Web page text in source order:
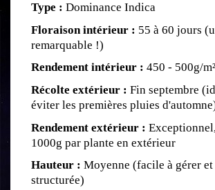
Type : Dominance Indica
Floraison intérieur : 55 à 60 jours
remarquable !)
Rendement intérieur : 450 - 500g/m²
Récolte extérieur : Fin septembre
éviter les premières pluies
Rendement extérieur :
1000g par plante en extérieur
Hauteur : Moyenne (facile à gérer et
structurée)